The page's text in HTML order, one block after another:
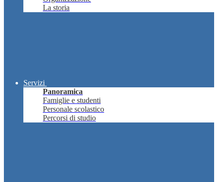
La storia
Servizi
Panoramica
Famiglie e studenti
Personale scolastico
Percorsi di studio